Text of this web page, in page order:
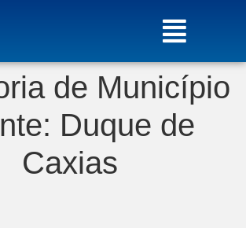
de Município
Duque de
Caxias